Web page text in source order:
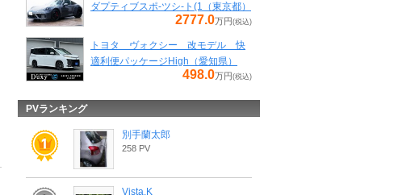
ダプティブスポ-ツシ-ト(1（東京都）
2777.0万円 (税込)
トヨタ ヴォクシー 改モデル 快
適利便パッケージHigh（愛知県）
498.0万円 (税込)
PVランキング
別手蘭太郎
258 PV
Vista.K